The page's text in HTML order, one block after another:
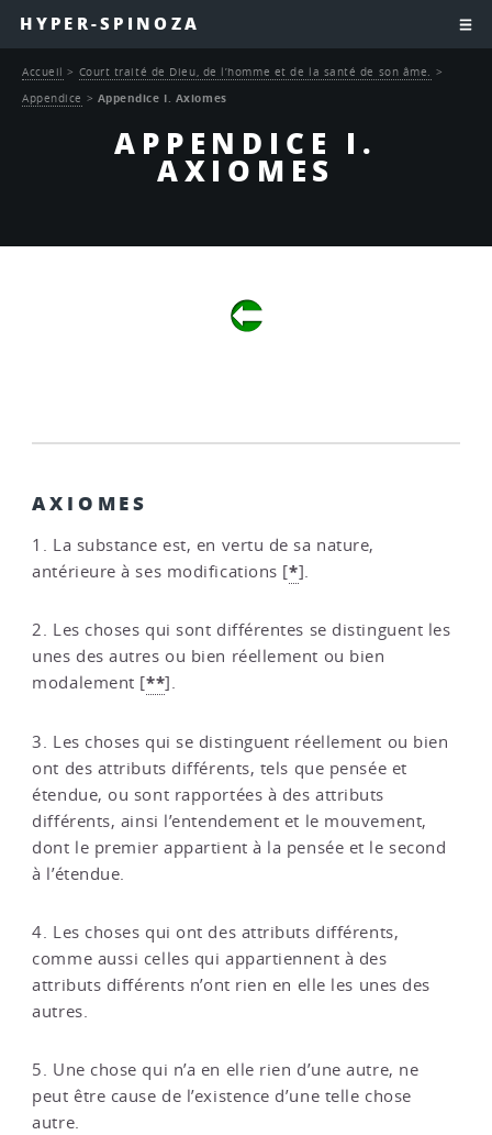
HYPER-SPINOZA
APPENDICE I.
AXIOMES
Accueil > Court traité de Dieu, de l’homme et de la santé de son âme.
>
Appendice > Appendice I. Axiomes
AXIOMES
1. La substance est, en vertu de sa nature,
antérieure à ses modifications [*].
2. Les choses qui sont différentes se distinguent les
unes des autres ou bien réellement ou bien
modalement [**].
3. Les choses qui se distinguent réellement ou bien
ont des attributs différents, tels que pensée et
étendue, ou sont rapportées à des attributs
différents, ainsi l’entendement et le mouvement,
dont le premier appartient à la pensée et le second
à l’étendue.
4. Les choses qui ont des attributs différents,
comme aussi celles qui appartiennent à des
attributs différents n’ont rien en elle les unes des
autres.
5. Une chose qui n’a en elle rien d’une autre, ne
peut être cause de l’existence d’une telle chose
autre.